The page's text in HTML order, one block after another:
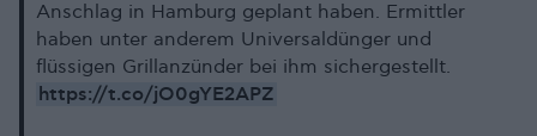
Anschlag in Hamburg geplant haben. Ermittler
haben unter anderem Universaldünger und
flüssigen Grillanzünder bei ihm sichergestellt.
https://t.co/jO0gYE2APZ